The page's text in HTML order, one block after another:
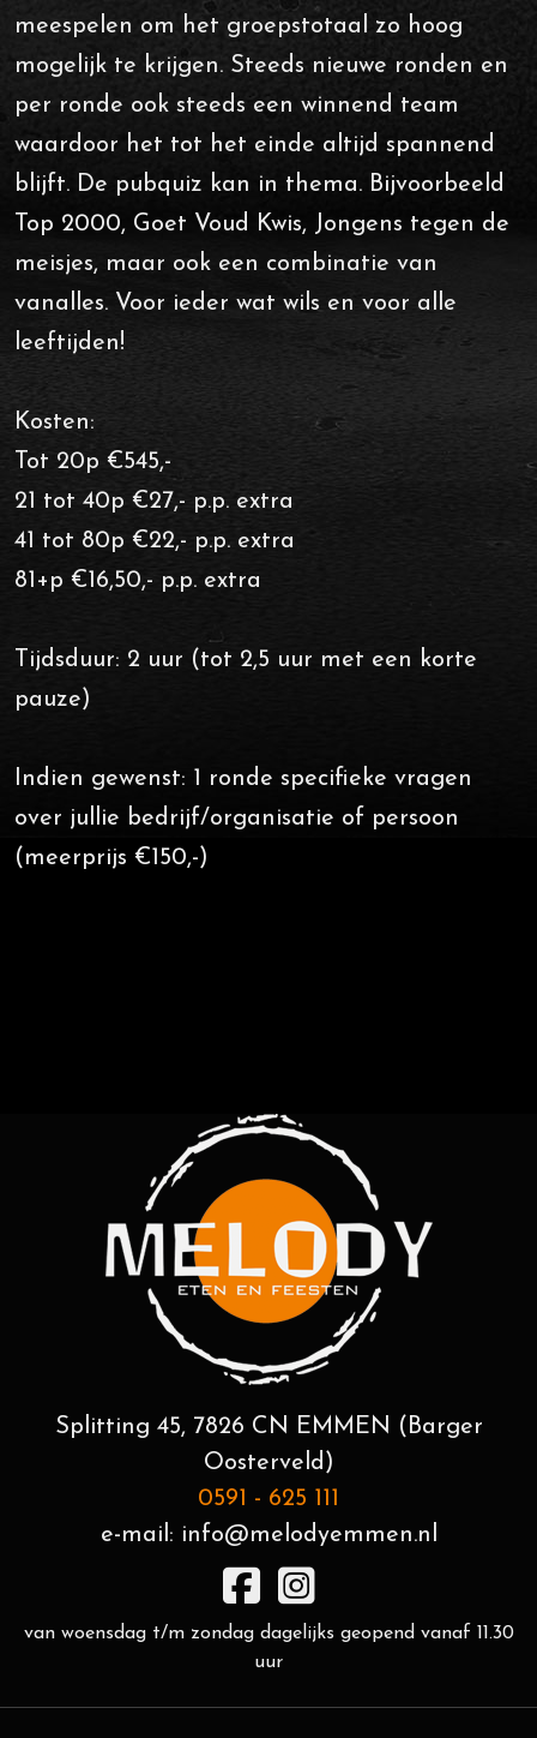
meespelen om het groepstotaal zo hoog
mogelijk te krijgen. Steeds nieuwe ronden en
per ronde ook steeds een winnend team
waardoor het tot het einde altijd spannend
blijft. De pubquiz kan in thema. Bijvoorbeeld
Top 2000, Goet Voud Kwis, Jongens tegen de
meisjes, maar ook een combinatie van
vanalles. Voor ieder wat wils en voor alle
leeftijden!
Kosten:
Tot 20p €545,-
21 tot 40p €27,- p.p. extra
41 tot 80p €22,- p.p. extra
81+p €16,50,- p.p. extra
Tijdsduur: 2 uur (tot 2,5 uur met een korte
pauze)
Indien gewenst: 1 ronde specifieke vragen
over jullie bedrijf/organisatie of persoon
(meerprijs €150,-)
Splitting 45, 7826 CN EMMEN (Barger
Oosterveld)
0591 - 625 111
e-mail: info@melodyemmen.nl
van woensdag t/m zondag dagelijks geopend vanaf 11.30
uur